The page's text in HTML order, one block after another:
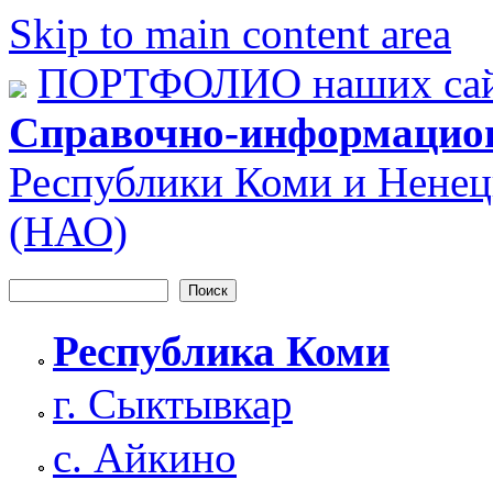
Skip to main content area
ПОРТФОЛИО наших
Справочно-
Республики Коми и
(НАО)
Форма поиска
Республика Коми
г. Сыктывкар
с. Айкино